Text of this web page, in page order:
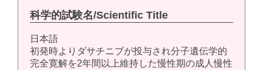
科学的試験名/Scientific Title
日本語
初発時よりダサチニブが投与され分子遺伝学的
完全寛解を2年間以上維持した慢性期の成人慢性